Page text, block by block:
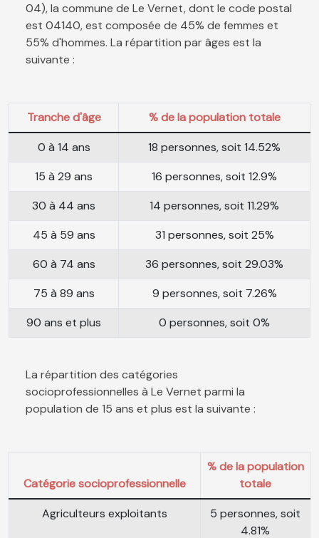
04), la commune de Le Vernet, dont le code postal
est 04140, est composée de 45% de femmes et
55% d'hommes. La répartition par âges est la
suivante :
Tranche d'âge
% de la population totale
0 à 14 ans
18 personnes, soit 14.52%
15 à 29 ans
16 personnes, soit 12.9%
30 à 44 ans
14 personnes, soit 11.29%
45 à 59 ans
31 personnes, soit 25%
60 à 74 ans
36 personnes, soit 29.03%
75 à 89 ans
9 personnes, soit 7.26%
90 ans et plus
0 personnes, soit 0%
La répartition des catégories
socioprofessionnelles à Le Vernet parmi la
population de 15 ans et plus est la suivante :
Catégorie socioprofessionnelle
% de la population
totale
Agriculteurs exploitants
5 personnes, soit
4.81%